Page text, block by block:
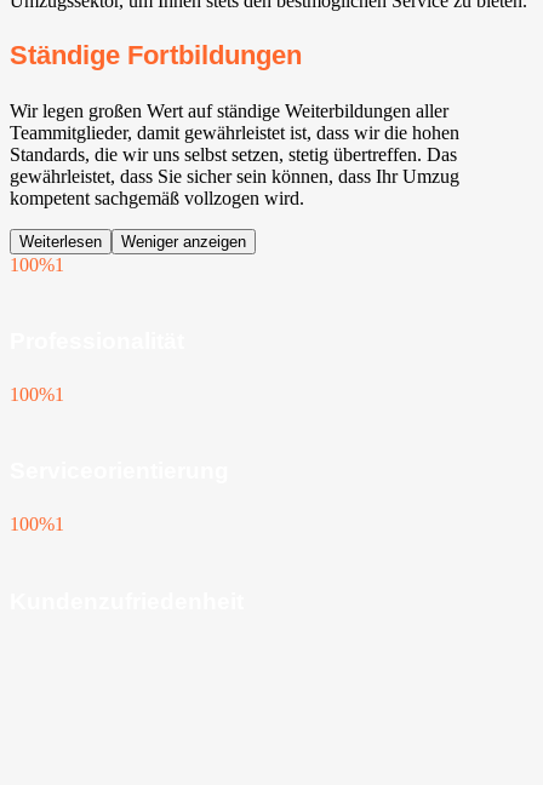
Ständige Fortbildungen
Wir legen großen Wert auf ständige Weiterbildungen aller
Teammitglieder, damit gewährleistet ist, dass wir die hohen
Standards, die wir uns selbst setzen, stetig übertreffen. Das
gewährleistet, dass Sie sicher sein können, dass Ihr Umzug
kompetent sachgemäß vollzogen wird.
Weiterlesen Weniger anzeigen
100%1
100%1
100%1